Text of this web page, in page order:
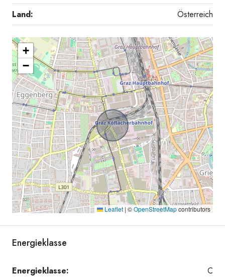
20251001_093549858_iOS
Land:
Österreich
+
−
Leaflet | ©OpenStreetMapcontributors
Energieklasse
Energieklasse: C